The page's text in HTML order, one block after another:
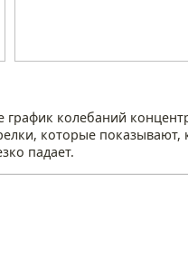
колебаний
которые показывают,
падает.